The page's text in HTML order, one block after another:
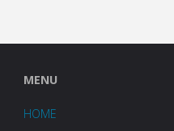
MENU
HOME